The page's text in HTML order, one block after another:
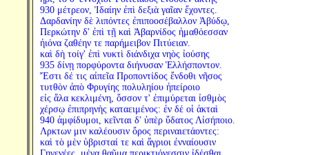
930 μέτρεον, Ἰδαίην ἐπὶ δεξιὰ γαῖαν ἔχοντες.
Δαρδανίην δὲ λιπόντες ἐπιποοσέβαλλον Ἀβύδῳ,
Περκώτην δ' ἐπὶ τῇ καὶ Ἀβαρνίδος ἠμαθόεσσαν
ἠιόνα ζαθέην τε παρήμειβον Πιτύειαν.
καὶ δὴ τοίγ' ἐπὶ νυκτὶ διάνδιχα νηὸς ἰούσης
935 δίνῃ πορφύροντα διήνυσαν Ἑλλήσποντον.
Ἔστι δέ τις αἰπεῖα Προποντίδος ἔνδοθι νῆσος
τυτθὸν ἀπὸ Φρυγίης πολυληίου ἠπείροιο
εἰς ἅλα κεκλιμένη, ὅσσον τ' ἐπιμύρεται ἰσθμὸς
χέρσῳ ἐπιπρηνὴς καταειμένος: ἐν δέ οἱ ἀκταὶ
940 ἀμφίδυμοι, κεῖνται δ' ὑπὲρ ὕδατος Λἰσήποιο.
Λρκτων μιν καλέουσιν ὄρος περιναιετάοντες:
καὶ τὸ μὲν ὑβρισταί τε καὶ ἄγριοι ἐνναίουσιν